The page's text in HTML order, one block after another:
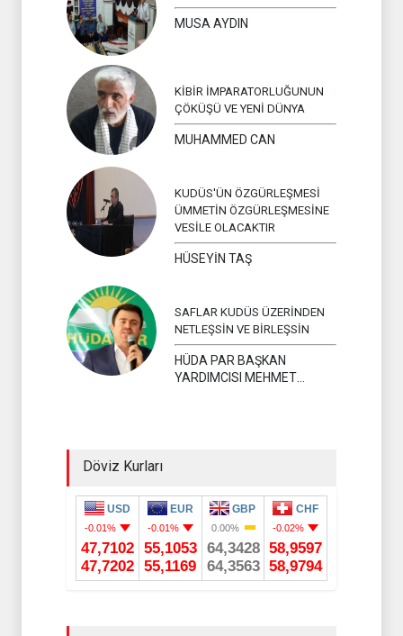
MUSA AYDIN
KİBİR İMPARATORLUĞUNUN
ÇÖKÜŞÜ VE YENİ DÜNYA
MUHAMMED CAN
KUDÜS'ÜN ÖZGÜRLEŞMESİ
ÜMMETİN ÖZGÜRLEŞMESİNE
VESİLE OLACAKTIR
HÜSEYİN TAŞ
SAFLAR KUDÜS ÜZERİNDEN
NETLEŞSİN VE BİRLEŞSİN
HÜDA PAR BAŞKAN
YARDIMCISI MEHMET
Döviz Kurları